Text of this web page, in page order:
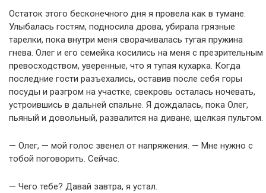
Остаток этого бесконечного дня я провела как в тумане.
Улыбалась гостям, подносила дрова, убирала грязные
тарелки, пока внутри меня сворачивалась тугая пружина
гнева. Олег и его семейка косились на меня с презрительным
превосходством, уверенные, что я тупая кухарка. Когда
последние гости разъехались, оставив после себя горы
посуды и разгром на участке, свекровь осталась ночевать,
устроившись в дальней спальне. Я дождалась, пока Олег,
пьяный и довольный, развалится на диване, щелкая пультом.
— Олег, — мой голос звенел от напряжения. — Мне нужно с
тобой поговорить. Сейчас.
— Чего тебе? Давай завтра, я устал.